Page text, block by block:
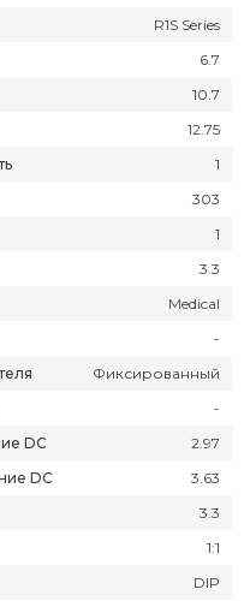
R1S Series
6.7
10.7
12.75
1
303
1
3.3
Medical
-
Фиксированный
-
DC
2.97
DC
3.63
3.3
1:1
DIP